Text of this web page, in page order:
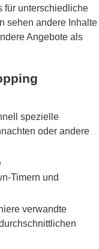
für unterschiedliche
sehen andere Inhalte
Angebote als
spezielle
oder andere
Timern und
verwandte